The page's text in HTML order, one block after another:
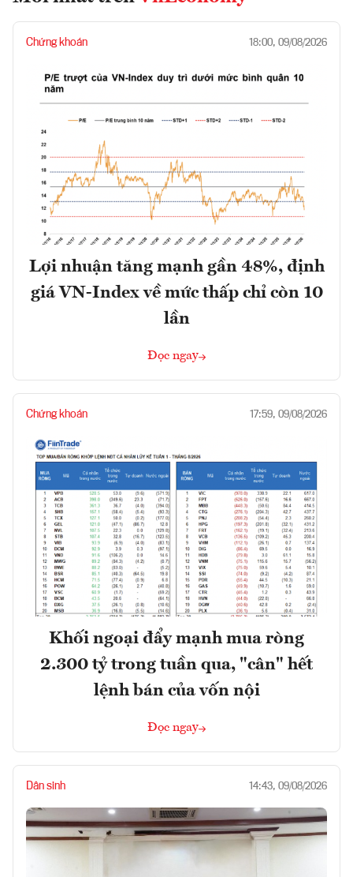
Chứng khoán 18:00, 09/08/2026
Lợi nhuận tăng mạnh gần 48%, định
giá VN-Index về mức thấp chỉ còn 10
lần
Đọc ngay
Chứng khoán 17:59, 09/08/2026
Khối ngoại đẩy mạnh mua ròng
2.300 tỷ trong tuần qua, "cân" hết
lệnh bán của vốn nội
Đọc ngay
Dân sinh 14:43, 09/08/2026